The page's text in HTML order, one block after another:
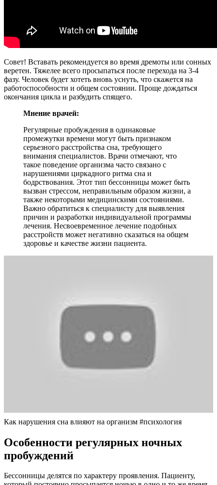
Совет! Вставать рекомендуется во время дремоты или сонных
веретен. Тяжелее всего просыпаться после перехода на 3-4
фазу. Человек будет хотеть вновь уснуть, что скажется на
работоспособности и общем состоянии. Проще дождаться
окончания цикла и разбудить спящего.
Мнение врачей:
Регулярные пробуждения в одинаковые
промежутки времени могут быть признаком
серьезного расстройства сна, требующего
внимания специалистов. Врачи отмечают, что
такое поведение организма часто связано с
нарушениями циркадного ритма сна и
бодрствования. Этот тип бессонницы может быть
вызван стрессом, неправильным образом жизни, а
также некоторыми медицинскими состояниями.
Важно обратиться к специалисту для выявления
причин и разработки индивидуальной программы
лечения. Несвоевременное лечение подобных
расстройств может негативно сказаться на общем
здоровье и качестве жизни пациента.
Как нарушения сна влияют на организм #психология
Особенности регулярных ночных
пробуждений
Бессонницы делятся по характеру проявления. Пациенту,